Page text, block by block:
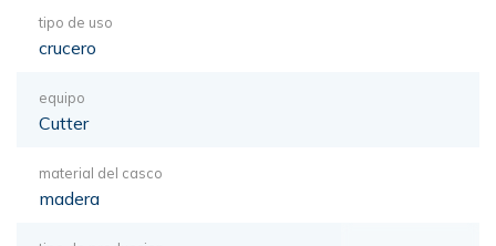
tipo de uso
crucero
equipo
Cutter
material del casco
madera